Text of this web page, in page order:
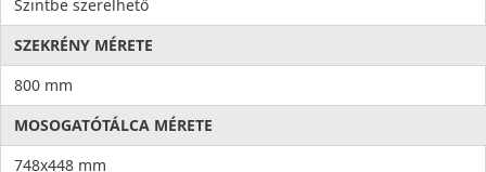
Szintbe szerelhető
SZEKRÉNY MÉRETE
800 mm
MOSOGATÓTÁLCA MÉRETE
748x448 mm